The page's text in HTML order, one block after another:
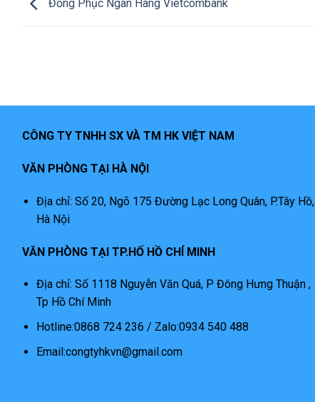
Đồng Phục Ngân Hàng Vietcombank
CÔNG TY TNHH SX VÀ TM HK VIỆT NAM
VĂN PHÒNG TẠI HÀ NỘI
Địa chỉ: Số 20, Ngõ 175 Đường Lạc Long Quân, P.Tây Hồ,
Hà Nội
VĂN PHÒNG TẠI TP.HỐ HỒ CHÍ MINH
Địa chỉ: Số 1118 Nguyễn Văn Quá, P Đông Hưng Thuận ,
Tp Hồ Chí Minh
Hotline:0868 724 236 / Zalo:0934 540 488
Email:congtyhkvn@gmail.com